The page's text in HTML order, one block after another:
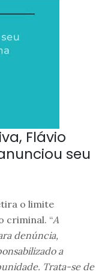
Flávio
seu
o limite
criminal. “A
denúncia,
a
Trata-se de